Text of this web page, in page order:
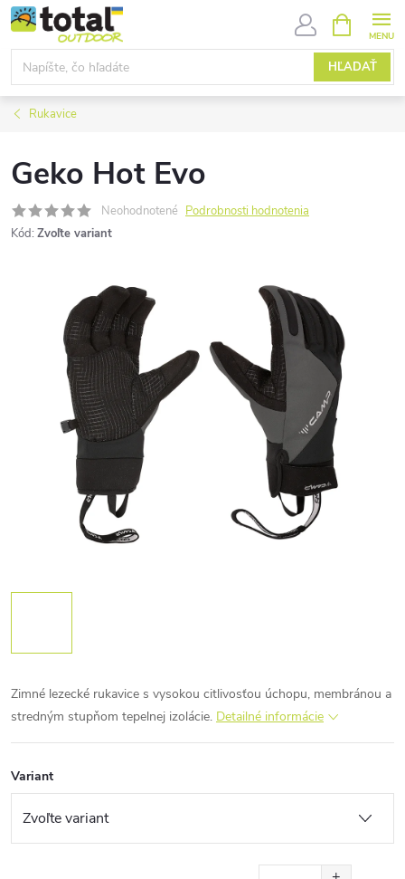
Prejsť
na
obsah
HĽADAŤ
KOŠÍK
Rukavice
Geko Hot Evo
Neohodnotené Podrobnosti hodnotenia
Kód: Zvoľte variant
Zimné lezecké rukavice s vysokou citlivosťou úchopu, membránou a
stredným stupňom tepelnej izolácie. Detailné informácie
Variant